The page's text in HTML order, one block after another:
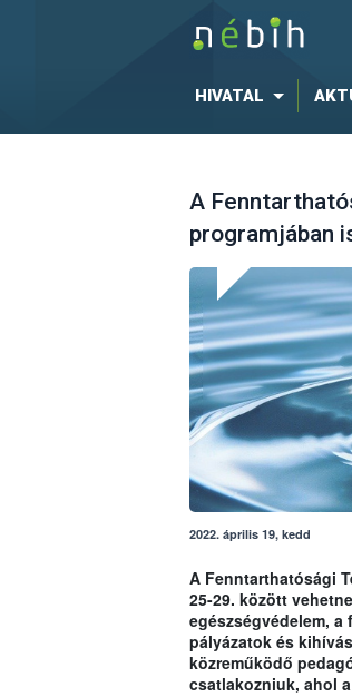
HIVATAL
A
programjában
2022. április 19, kedd
A Fenntarthatósági
25-29. között
egészségvédelem,
pályázatok és
közreműködő
csatlakozniuk, ahol